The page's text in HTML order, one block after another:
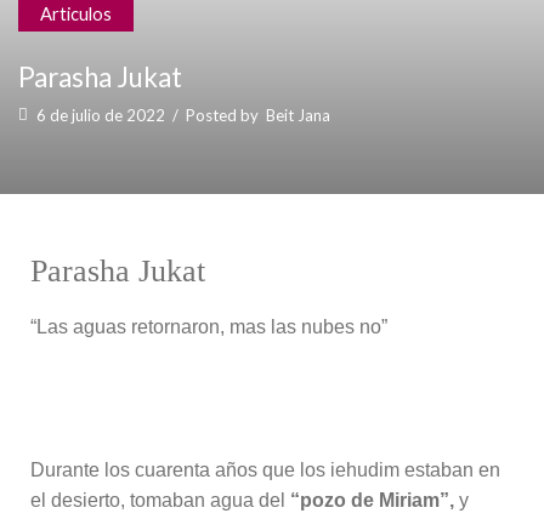
Articulos
Parasha Jukat
6 de julio de 2022 / Posted by Beit Jana
Parasha Jukat
“Las aguas retornaron, mas las nubes no”
Durante los cuarenta años que los iehudim estaban en
el desierto, tomaban agua del “pozo de Miriam”, y